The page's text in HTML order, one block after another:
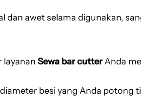
dan awet selama digunakan,
layanan Sewa bar cutterAnda
besi yang Anda potong